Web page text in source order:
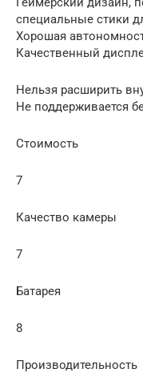
специальные стики
Хорошая
Качественный
Нельзя расширить
Не поддерживается
Стоимость
7
Качество камеры
7
Батарея
8
Производительность